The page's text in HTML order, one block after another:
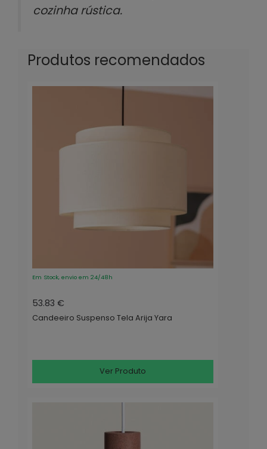
cozinha rústica.
Produtos recomendados
Em Stock, envio em 24/48h
53.83 €
Candeeiro Suspenso Tela Arija Yara
Ver Produto